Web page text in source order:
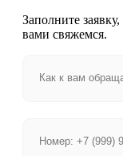
Заполните
вами свяжемся.